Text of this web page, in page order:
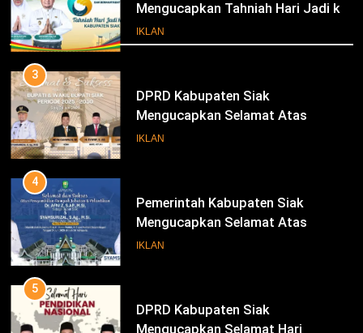
Iklan
Mengucapkan Tahniah Hari Jadi ke-
26 Kabupaten Siak
IKLAN
3
DPRD Kabupaten Siak
Mengucapkan Selamat Atas
Pengambilan Sumpah Jabatan
IKLAN
4
Pemerintah Kabupaten Siak
Mengucapkan Selamat Atas
Pengambilan Sumpah Jabatan
IKLAN
5
DPRD Kabupaten Siak
Mengucapkan Selamat Hari